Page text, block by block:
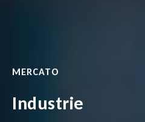
MERCATO
Industrie